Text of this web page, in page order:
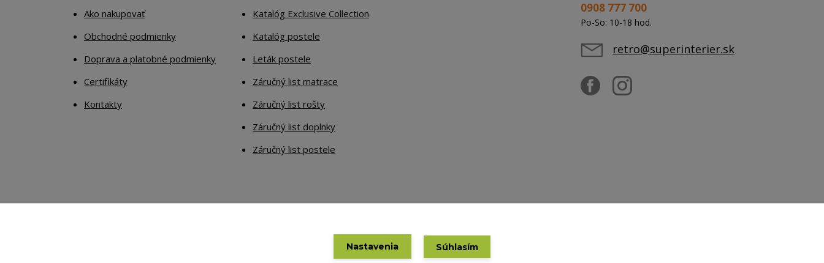
Ako nakupovať
Obchodné podmienky
Doprava a platobné podmienky
Certifikáty
Kontakty
Katalóg Exclusive Collection
Katalóg postele
Leták postele
Záručný list matrace
Záručný list rošty
Záručný list doplnky
Záručný list postele
0908 777 700
Po-So: 10-18 hod.
retro@superinterier.sk
Nastavenia Súhlasím